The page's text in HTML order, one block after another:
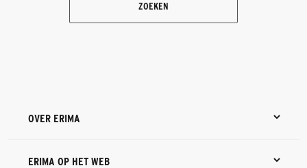
ZOEKEN
OVER ERIMA
ERIMA OP HET WEB